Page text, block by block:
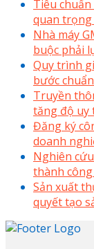
Tiêu
quan
Nhà máy
buộc phải
Quy trình
bước
Truyền
tăng độ uy
Đăng ký
doanh
Nghiên
thành
Sản xuất
quyết tạo